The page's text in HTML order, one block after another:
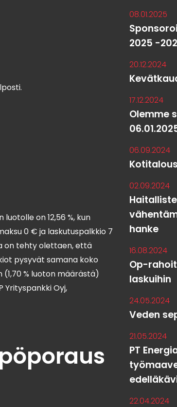
on 12,56 %, kun
0 € ja laskutuspalkkio 7
on tehty olettaen, että
pysyvät samana koko
% luoton määrästä)
Yrityspankki Oyj,
08.01.2025
2025 -
20.12.2024
17.12.2024
Olemme
06.09.2024
02.09.2024
hanke
16.08.2024
Op-
laskuihin
24.05.2024
Veden
21.05.2024
PT
22.04.2024